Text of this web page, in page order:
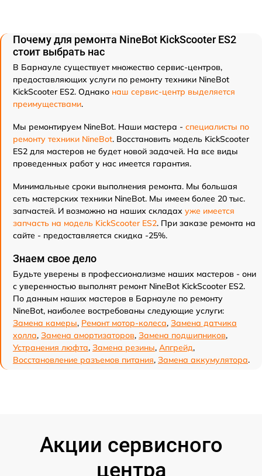
Почему для ремонта NineBot KickScooter ES2
стоит выбрать нас
В Барнауле существует множество сервис-центров,
предоставляющих услуги по ремонту техники NineBot
KickScooter ES2. Однако наш сервис-центр выделяется
преимуществами.
Мы ремонтируем NineBot. Наши мастера - специалисты по
ремонту техники NineBot. Восстановить модель KickScooter
ES2 для мастеров не будет новой задачей. На все виды
проведенных работ у нас имеется гарантия.
Минимальные сроки выполнения ремонта. Мы большая
сеть мастерских техники NineBot. Мы имеем более 20 тыс.
запчастей. И возможно на наших складах уже имеется
запчасть на модель KickScooter ES2. При заказе ремонта на
сайте - предоставляется скидка -25%.
Знаем свое дело
Будьте уверены в профессионализме наших мастеров - они
с уверенностью выполнят ремонт NineBot KickScooter ES2.
По данным наших мастеров в Барнауле по ремонту
NineBot, наиболее востребованы следующие услуги:
Замена камеры, Ремонт мотор-колеса, Замена датчика
холла, Замена амортизаторов, Замена подшипников,
Устранения люфта, Замена резины, Апгрейд,
Восстановление разъемов питания, Замена аккумулятора.
Акции сервисного
центра